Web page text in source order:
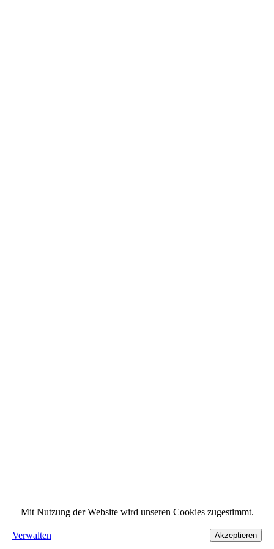
Mit Nutzung der Website wird unseren Cookies zugestimmt.
Verwalten Akzeptieren